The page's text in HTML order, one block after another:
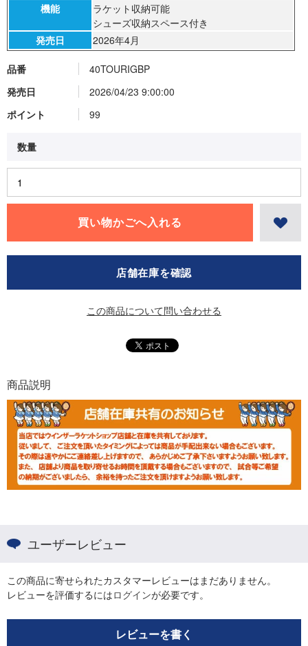
品番
40TOURIGBP
発売日
2026/04/23 9:00:00
ポイント
99
店舗在庫を確認
この商品について問い合わせる
機能
ラケット収納可能
シューズ収納スペース付き
発売日
2026年4月
商品説明
ユーザーレビュー
この商品に寄せられたカスタマーレビューはまだありません。
レビューを評価するにはログインが必要です。
レビューを書く